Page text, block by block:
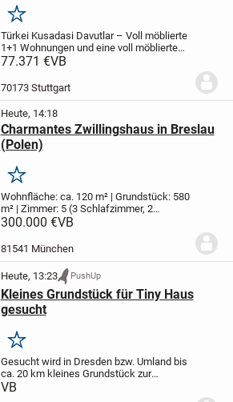
Merken
Türkei Kusadasi Davutlar – Voll möblierte
1+1 Wohnungen und eine voll möblierte
2+1 WohnungUnsere Wohnungen sind
der Nähe von Supermärkten, dem
Gesundheitszent...
77.371 €VB
70173 Stuttgart
Heute, 14:18
Charmantes Zwillingshaus in Breslau
(Polen)
Merken
Wohnfläche: ca. 120 m² | Grundstück: 580
m² | Zimmer: 5 (3 Schlafzimmer, 2
Wohnzimmer) | Baujahr: 1970er
(Doppelhaushälfte) aus den 1970er
300.000 €VB
81541 München
Heute, 13:23 PushUp
Kleines Grundstück für Tiny Haus
gesucht
Merken
Gesucht wird in Dresden bzw. Umland bis
ca. 20 km kleines Grundstück zur
Pacht/Miete/Kauf für Stellung eines Tiny
VB